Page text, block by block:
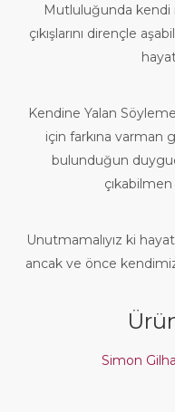
Mutluluğunda kendi
çıkışlarını dirençle
Kendine Yalan
için farkına varman
bulunduğun
çıkabilmen
Unutmamalıyız ki
ancak ve önce
Simon